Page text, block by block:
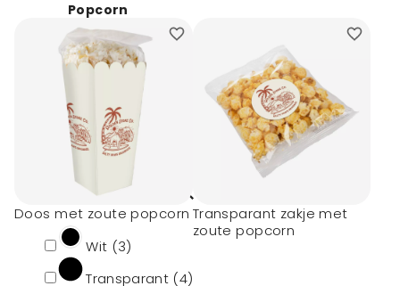
Popcorn
Chips
Honing
Olijfolie
Filters
Wit (3)
Transparant (4)
openingen tot goodiebags en direct mail campagnes.
Doos met zoute popcorn Transparant zakje met
zoute popcorn